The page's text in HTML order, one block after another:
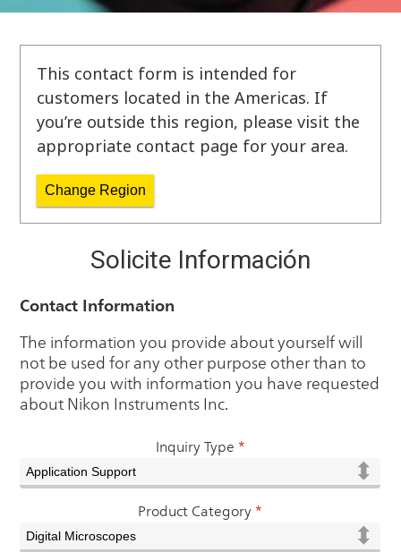
This contact form is intended for
customers located in the Americas. If
you’re outside this region, please visit the
appropriate contact page for your area.
Change Region
Solicite Información